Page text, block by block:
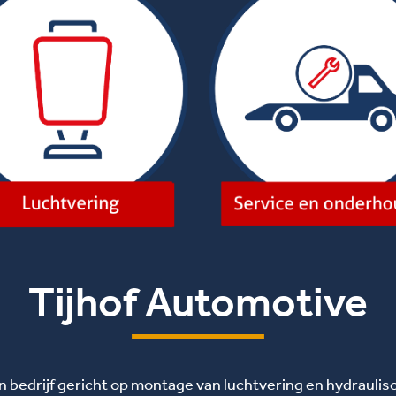
Tijhof Automotive
bedrijf gericht op montage van luchtvering en